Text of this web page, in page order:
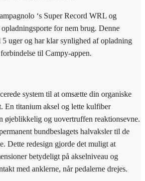
‘s Super Record WRL og
for nem brug. Denne
uger og har klar synlighed af opladning
til Campy-appen.
system til at omsætte din organiske
En titanium aksel og lette kulfiber
øjeblikkelig og uovertruffen reaktionsevne.
bundbeslagets halvaksler til de
Dette redesign gjorde det muligt at
betydeligt på akselniveau og
med anklerne, når pedalerne drejes.